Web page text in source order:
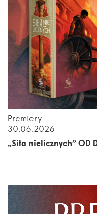
Premiery
30.06.2026
„Siła nielicznych” OD